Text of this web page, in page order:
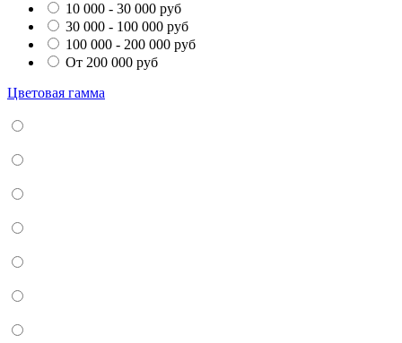
10 000 - 30 000 руб
30 000 - 100 000 руб
100 000 - 200 000 руб
От 200 000 руб
Цветовая гамма